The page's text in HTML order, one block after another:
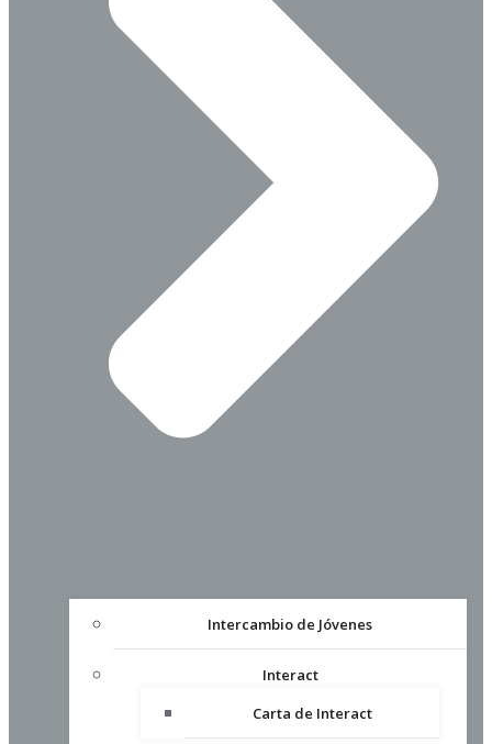
Intercambio de Jóvenes
Interact
Carta de Interact